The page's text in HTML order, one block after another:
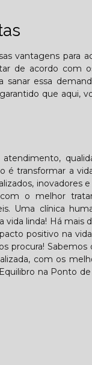
vantagens para
de acordo com
sanar essa
que aqui,
é transformar a
inovadores
o melhor
Uma clínica
linda! Há mais
positivo na
procura!
com os
na Ponto